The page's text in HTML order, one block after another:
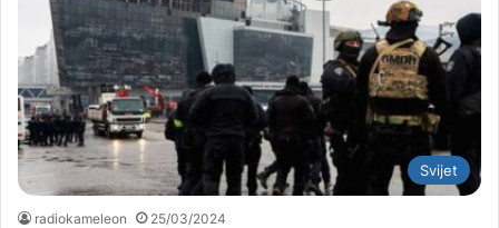
Svijet
radiokameleon 25/03/2024